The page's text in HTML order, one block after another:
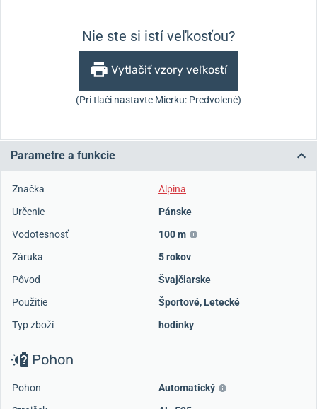
Nie ste si istí veľkosťou?
Vytlačiť vzory veľkostí
(Pri tlači nastavte Mierku: Predvolené)
Parametre a funkcie
Značka
Alpina
Určenie
Pánske
Vodotesnosť
100 m
Záruka
5 rokov
Pôvod
Švajčiarske
Použitie
Športové, Letecké
Typ zboží
hodinky
Pohon
Pohon
Automatický